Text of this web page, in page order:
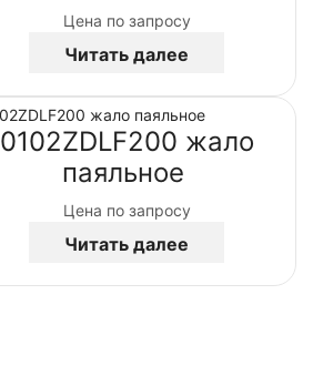
Цена по запросу
Читать далее
0102ZDLF200 жало
паяльное
Цена по запросу
Читать далее